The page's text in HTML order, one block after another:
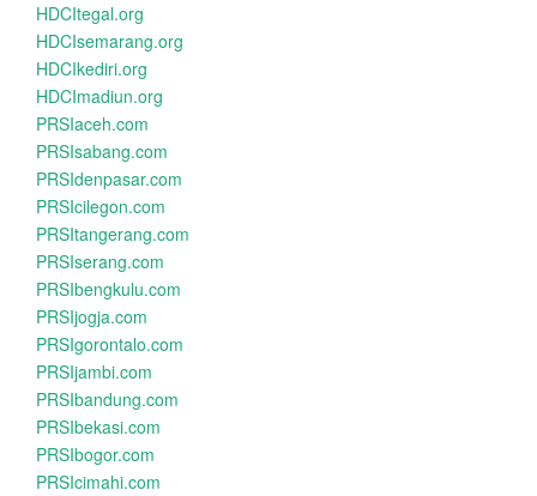
HDCItegal.org
HDCIsemarang.org
HDCIkediri.org
HDCImadiun.org
PRSIaceh.com
PRSIsabang.com
PRSIdenpasar.com
PRSIcilegon.com
PRSItangerang.com
PRSIserang.com
PRSIbengkulu.com
PRSIjogja.com
PRSIgorontalo.com
PRSIjambi.com
PRSIbandung.com
PRSIbekasi.com
PRSIbogor.com
PRSIcimahi.com